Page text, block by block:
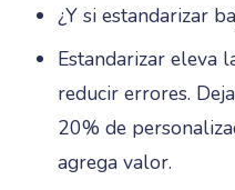
¿Y si estandarizar
Estandarizar eleva
reducir errores.
20% de
agrega valor.